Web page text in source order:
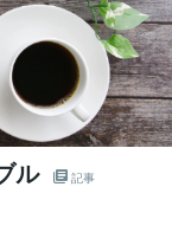
ル 記事